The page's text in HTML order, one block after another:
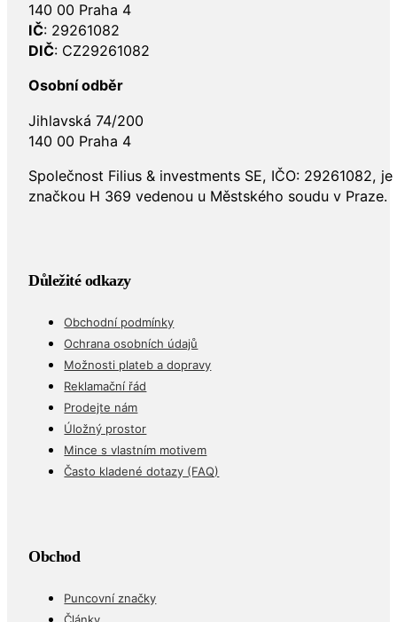
140 00 Praha 4
IČ: 29261082
DIČ: CZ29261082
Osobní odběr
Jihlavská 74/200
140 00 Praha 4
Společnost Filius & investments SE, IČO: 29261082,
značkou H 369 vedenou u Městského soudu v Praze.
Důležité odkazy
Obchodní podmínky
Ochrana osobních údajů
Možnosti plateb a dopravy
Reklamační řád
Prodejte nám
Úložný prostor
Mince s vlastním motivem
Často kladené dotazy (FAQ)
Obchod
Puncovní značky